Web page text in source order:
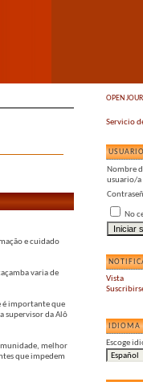
OPEN
Servicio
Nombre
usuario/a
No
Vista
IDIOMA
Escoge
e cuidado
varia de
é importante que
supervisor da Alô
melhor
que impedem